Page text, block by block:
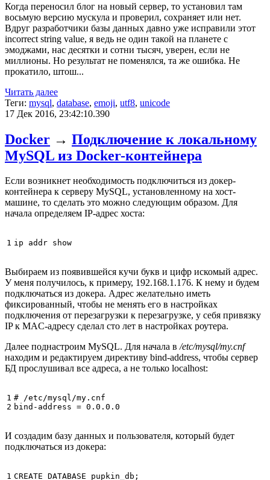
Когда переносил блог на новый сервер, то установил там
восьмую версию мускула и проверил, сохраняет или нет.
Вдруг разработчики базы данных давно уже исправили этот
incorrect string value, я ведь не один такой на планете с
эмоджами, нас десятки и сотни тысяч, уверен, если не
миллионы. Но результат не поменялся, та же ошибка. Не
прокатило, штош...
Читать далее
Теги: mysql, database, emoji, utf8, unicode
17 Дек 2016, 23:42:10.390
Docker → Подключение к локальному
MySQL из Docker-контейнера
Если возникнет необходимость подключиться из докер-
контейнера к серверу MySQL, установленному на хост-
машине, то сделать это можно следующим образом. Для
начала определяем IP-адрес хоста:
1
Выбираем из появившейся кучи букв и цифр искомый адрес.
У меня получилось, к примеру, 192.168.1.176. К нему и будем
подключаться из докера. Адрес желательно иметь
фиксированный, чтобы не менять его в настройках
подключения от перезагрузки к перезагрузке, у себя привязку
IP к MAC-адресу сделал сто лет в настройках роутера.
Далее поднастроим MySQL. Для начала в/etc/mysql/my.cnf
находим и редактируем директиву bind-address, чтобы сервер
БД прослушивал все адреса, а не только localhost:
1
2
# /etc/mysql/my.cnf
И создадим базу данных и пользователя, который будет
подключаться из докера:
1 CREATE DATABASE pupkin_db ;